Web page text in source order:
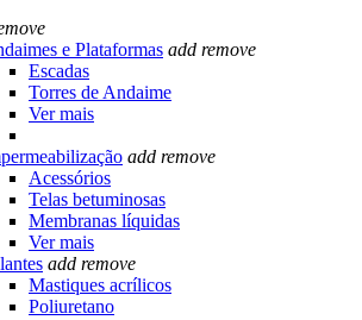
e Plataformas add remove
Escadas
Torres de Andaime
Ver mais
add remove
Acessórios
Telas betuminosas
Membranas líquidas
Ver mais
add remove
Mastiques acrílicos
Poliuretano